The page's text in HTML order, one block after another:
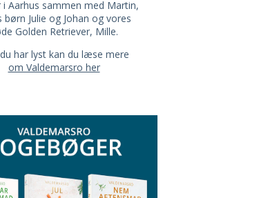
i Aarhus sammen med Martin,
børn Julie og Johan og vores
Golden Retriever, Mille.
har lyst kan du læse mere
om Valdemarsro her